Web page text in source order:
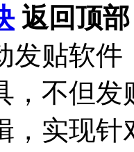
返回顶部
发贴软件
，不但
，实现